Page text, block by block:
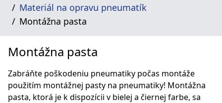
Materiál na opravu pneumatík
Montážna pasta
Montážna pasta
Zabráňte poškodeniu pneumatiky počas montáže
použitím montážnej pasty na pneumatiky! Montážna
pasta, ktorá je k dispozícii v bielej a čiernej farbe, sa